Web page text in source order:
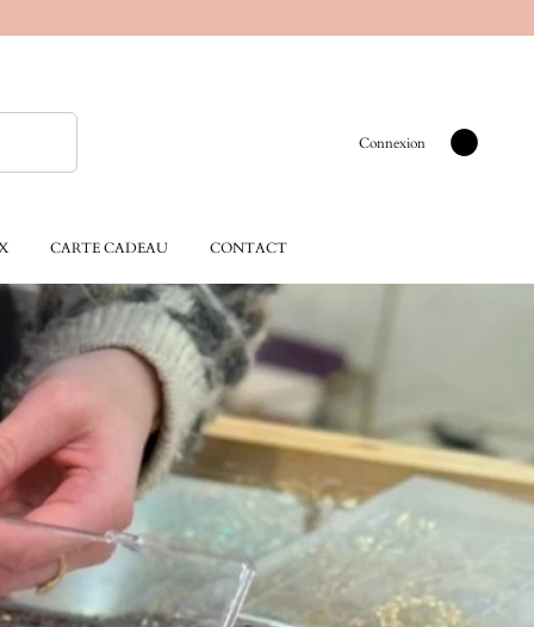
Connexion
CARTE CADEAU CONTACT